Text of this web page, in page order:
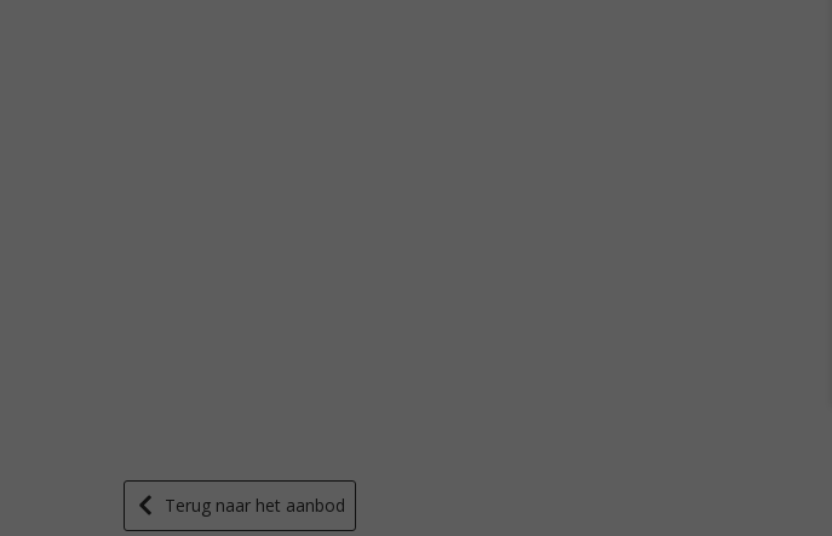
Terug naar het aanbod